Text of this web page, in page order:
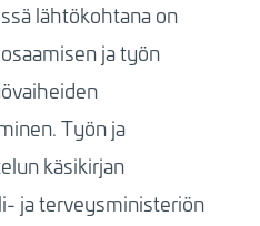
lähtökohtana on
ja työn
Työn ja
käsikirjan
ja terveysministeriön